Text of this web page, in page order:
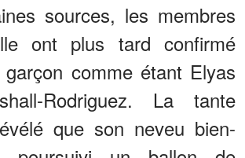
sources, les membres
ont plus tard confirmé
comme étant Elyas
Rodriguez. La tante
que son neveu bien-